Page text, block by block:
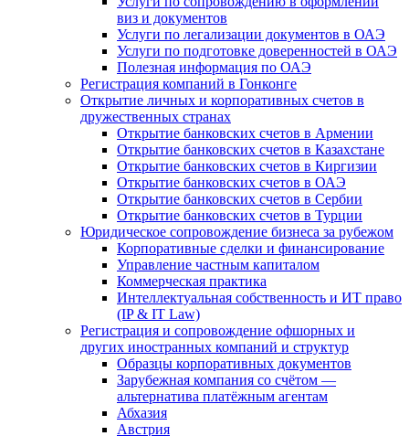
виз и документов
Услуги по легализации документов в ОАЭ
Услуги по подготовке доверенностей в ОАЭ
Полезная информация по ОАЭ
Регистрация компаний в Гонконге
Открытие личных и корпоративных счетов в
дружественных странах
Открытие банковских счетов в Армении
Открытие банковских счетов в Казахстане
Открытие банковских счетов в Киргизии
Открытие банковских счетов в ОАЭ
Открытие банковских счетов в Сербии
Открытие банковских счетов в Турции
Юридическое сопровождение бизнеса за рубежом
Корпоративные сделки и финансирование
Управление частным капиталом
Коммерческая практика
Интеллектуальная собственность и ИТ право
(IP & IT Law)
Регистрация и сопровождение офшорных и
других иностранных компаний и структур
Образцы корпоративных документов
Зарубежная компания со счётом —
альтернатива платёжным агентам
Абхазия
Австрия